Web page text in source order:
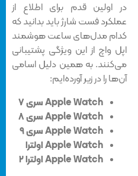
در اولین قدم برای اطلاع از
عملکرد فست شارژ باید بدانید که
کدام مدل‌های ساعت هوشمند
اپل واچ از این ویژگی پشتیبانی
می‌کنند. به همین دلیل اسامی
آن‌ها را در زیر آورده‌ایم:
Apple Watch سری ۷
Apple Watch سری ۸
Apple Watch سری ۹
Apple Watch اولترا
Apple Watch اولترا ۲